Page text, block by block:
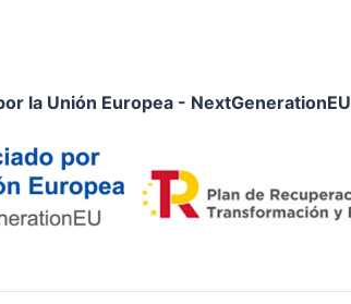
la Unión Europea - NextGenerationEU